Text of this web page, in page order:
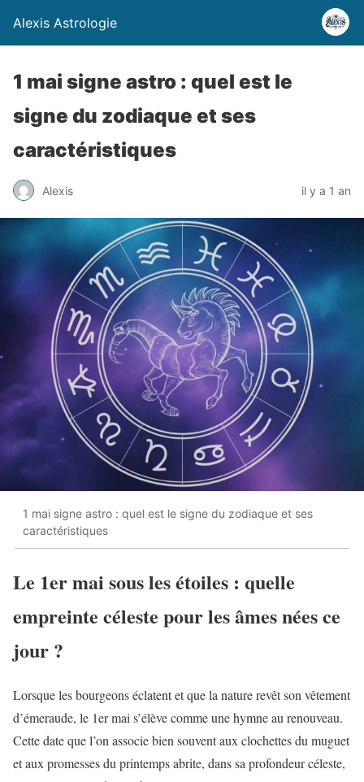
Alexis Astrologie
1 mai signe astro : quel est le
signe du zodiaque et ses
caractéristiques
Alexis il y a 1 an
1 mai signe astro : quel est le signe du zodiaque et ses
caractéristiques
Le 1er mai sous les étoiles : quelle
empreinte céleste pour les âmes nées ce
jour ?
Lorsque les bourgeons éclatent et que la nature revêt son vêtement
d’émeraude, le 1er mai s’élève comme une hymne au renouveau.
Cette date que l’on associe bien souvent aux clochettes du muguet
et aux promesses du printemps abrite, dans sa profondeur céleste,